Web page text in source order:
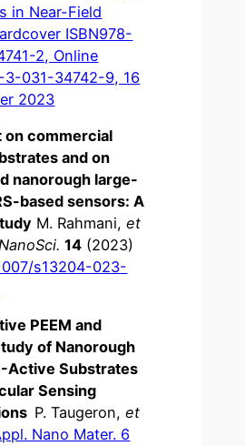
in Near-Field
ISBN978-
2, Online
3-031-34742-9, 16
2023
on commercial
and on
nanorough large-
based sensors: A
M. Rahmani,et
14 (2023)
s13204-023-
PEEM and
of Nanorough
Active Substrates
Sensing
P. Taugeron,et
Nano Mater. 6